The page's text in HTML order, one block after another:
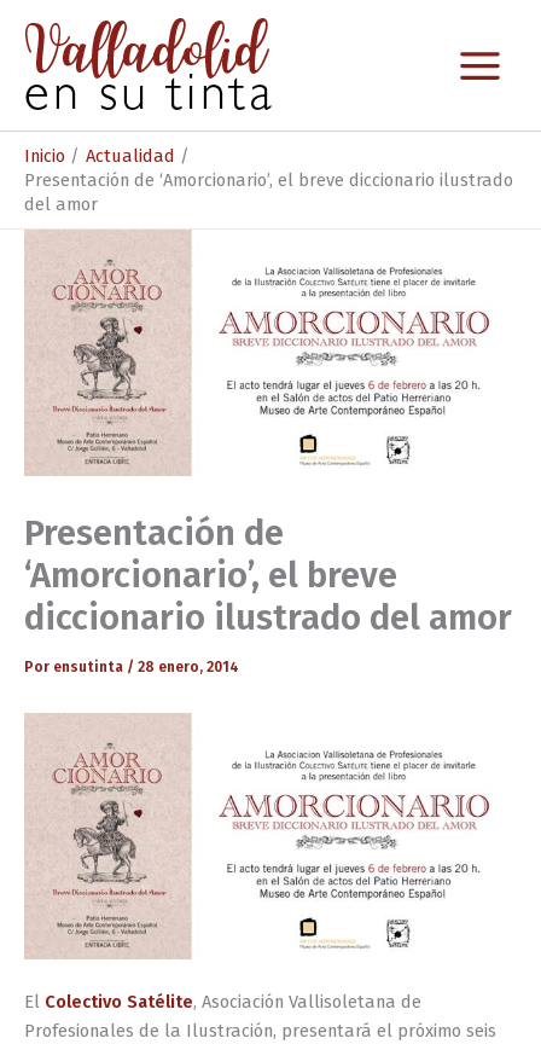
contenido
Inicio
Actualidad
Presentación de ‘Amorcionario’, el breve diccionario ilustrado
del amor
Presentación de
‘Amorcionario’, el breve
diccionario ilustrado del amor
Por ensutinta / 28 enero, 2014
El Colectivo Satélite, Asociación Vallisoletana de
Profesionales de la Ilustración, presentará el próximo seis